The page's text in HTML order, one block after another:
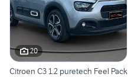
20
Citroen C3 1.2 puretech Feel Pack